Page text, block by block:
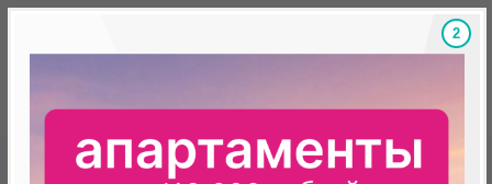
Скидки на новостройки, бонусы Готовые
1